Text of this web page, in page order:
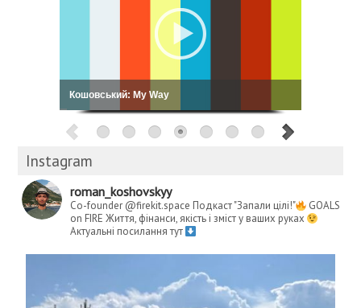
Кошовський: My Way
Instagram
roman_koshovskyy
Co-founder @firekit.space Подкаст "Запали цілі!"
GOALS
on FIRE Життя, фінанси, якість і зміст у ваших руках
Актуальні посилання тут